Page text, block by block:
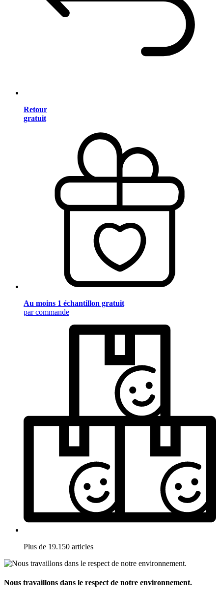
Retour
gratuit
Au moins 1 échantillon gratuit
par commande
Plus de 19.150 articles
Nous travaillons dans le respect de notre environnement.